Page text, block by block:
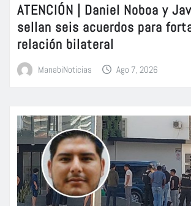
ATENCIÓN | Daniel Noboa y
sellan seis acuerdos para
relación bilateral
ManabiNoticias Ago 7, 2026